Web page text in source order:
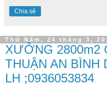
Chia sẻ
Thứ Năm, 24 tháng 3,
XƯỞNG 2800m2
THUẬN AN BÌNH
LH ;0936053834